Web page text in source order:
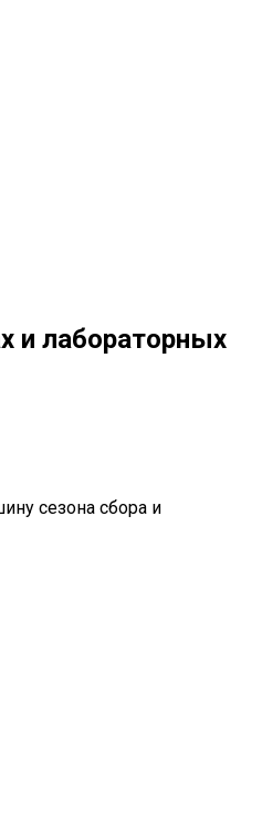
и лабораторных
сезона сбора и